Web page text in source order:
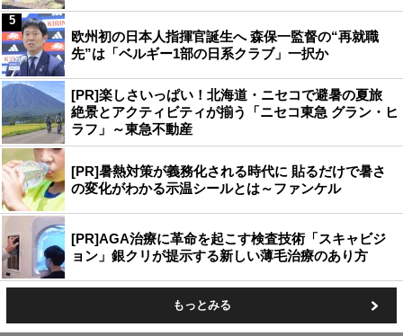
欧州初の日本人指揮官誕生へ 森保一監督の“再就職
先”は「ベルギー1部の日系クラブ」一択か
5
[PR]楽しさいっぱい！北海道・ニセコで避暑の夏旅
絶景とアクティビティが揃う「ニセコ東急 グラン・ヒ
ラフ」～東急不動産
[PR]暑熱対策が義務化される時代に 貼るだけで暑さ
の変化がわかる示温シールとは～ファンケル
[PR]AGA治療に革命を起こす検査技術「スキャビジ
ョン」銀クリが提示する新しい薄毛治療のあり方
もっとみる